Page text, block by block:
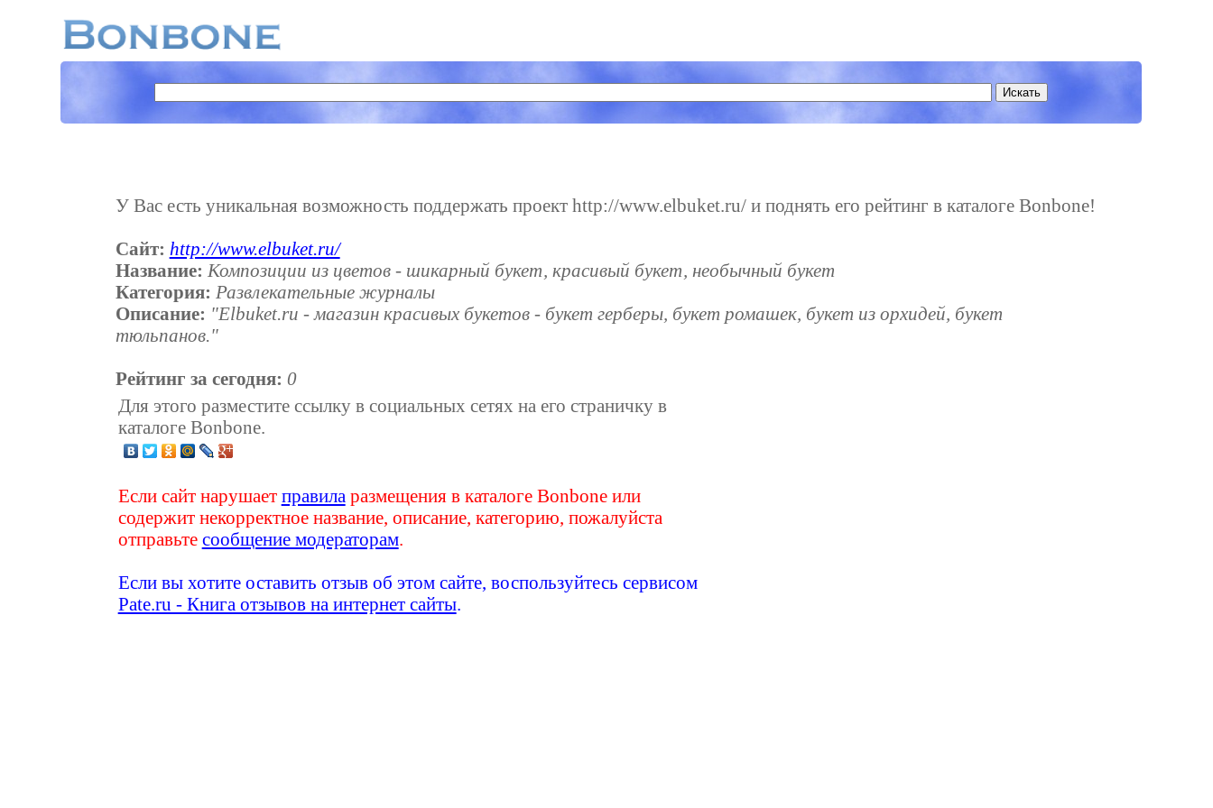
У Вас есть уникальная возможность поддержать проект http://www.elbuket.ru/ и поднять его рейтинг в каталоге Bonbone!
Сайт: http://www.elbuket.ru/
Название: Композиции из цветов - шикарный букет, красивый букет, необычный букет
Категория: Развлекательные журналы
Описание: "Elbuket.ru - магазин красивых букетов - букет герберы, букет ромашек, букет из орхидей, букет
тюльпанов."
Рейтинг за сегодня: 0
Для этого разместите ссылку в социальных сетях на его страничку в
каталоге Bonbone.
Если сайт нарушает правила размещения в каталоге Bonbone или
содержит некорректное название, описание, категорию, пожалуйста
отправьте сообщение модераторам.
Если вы хотите оставить отзыв об этом сайте, воспользуйтесь сервисом
Pate.ru - Книга отзывов на интернет сайты.